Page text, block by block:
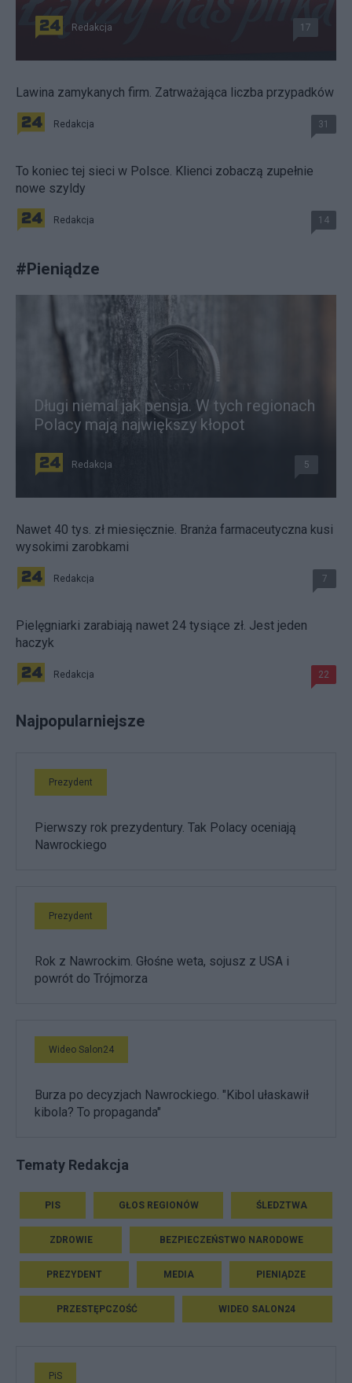
Redakcja 17
Lawina zamykanych firm. Zatrważająca liczba przypadków
Redakcja 31
To koniec tej sieci w Polsce. Klienci zobaczą zupełnie
nowe szyldy
Redakcja 14
#Pieniądze
Długi niemal jak pensja. W tych regionach
Polacy mają największy kłopot
Redakcja 5
Nawet 40 tys. zł miesięcznie. Branża farmaceutyczna kusi
wysokimi zarobkami
Redakcja 7
Pielęgniarki zarabiają nawet 24 tysiące zł. Jest jeden
haczyk
Redakcja 22
Najpopularniejsze
Prezydent
Pierwszy rok prezydentury. Tak Polacy oceniają
Nawrockiego
Prezydent
Rok z Nawrockim. Głośne weta, sojusz z USA i
powrót do Trójmorza
Wideo Salon24
Burza po decyzjach Nawrockiego. "Kibol ułaskawił
kibola? To propaganda"
Tematy Redakcja
PIS GŁOS REGIONÓW ŚLEDZTWA
ZDROWIE BEZPIECZEŃSTWO NARODOWE
PREZYDENT MEDIA PIENIĄDZE
PRZESTĘPCZOŚĆ WIDEO SALON24
PiS